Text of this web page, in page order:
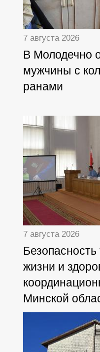
7 августа 2026
В Молодечно
мужчины с
ранами
7 августа 2026
жизни и
Минской